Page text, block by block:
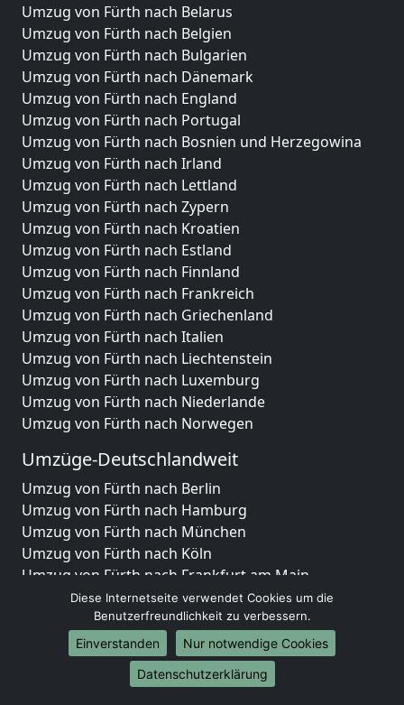
Umzug von Fürth nach Belarus
Umzug von Fürth nach Belgien
Umzug von Fürth nach Bulgarien
Umzug von Fürth nach Dänemark
Umzug von Fürth nach England
Umzug von Fürth nach Portugal
Umzug von Fürth nach Bosnien und Herzegowina
Umzug von Fürth nach Irland
Umzug von Fürth nach Lettland
Umzug von Fürth nach Zypern
Umzug von Fürth nach Kroatien
Umzug von Fürth nach Estland
Umzug von Fürth nach Finnland
Umzug von Fürth nach Frankreich
Umzug von Fürth nach Griechenland
Umzug von Fürth nach Italien
Umzug von Fürth nach Liechtenstein
Umzug von Fürth nach Luxemburg
Umzug von Fürth nach Niederlande
Umzug von Fürth nach Norwegen
Umzüge-Deutschlandweit
Umzug von Fürth nach Berlin
Umzug von Fürth nach Hamburg
Umzug von Fürth nach München
Umzug von Fürth nach Köln
Umzug von Fürth nach Frankfurt am Main
Umzug von Fürth nach Stuttgart
Umzug von Fürth nach Düsseldorf
Umzug von Fürth nach Leipzig
Umzug von Fürth nach Dortmund
Umzug von Fürth nach Essen
Diese Internetseite verwendet Cookies um die
Benutzerfreundlichkeit zu verbessern.
Einverstanden
Nur notwendige Cookies
Datenschutzerklärung